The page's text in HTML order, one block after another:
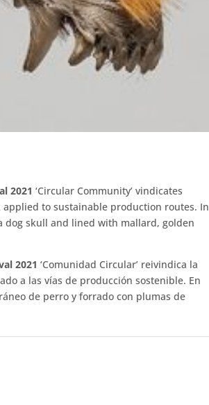
2021 ‘Circular Community’ vindicates
to sustainable production routes. In
dog skull and lined with mallard, golden
2021 ‘Comunidad Circular’ reivindica la
a las vías de producción sostenible. En
de perro y forrado con plumas de